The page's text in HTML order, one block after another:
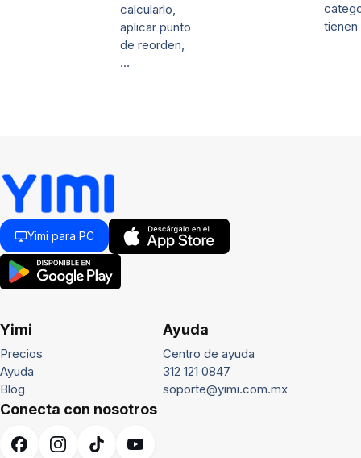
calcularlo,
aplicar punto
de reorden,
…
Yimi para PC
Yimi
Precios
Ayuda
Blog
Ayuda
Centro de ayuda
312 121 0847
soporte@yimi.com.mx
Conecta con nosotros